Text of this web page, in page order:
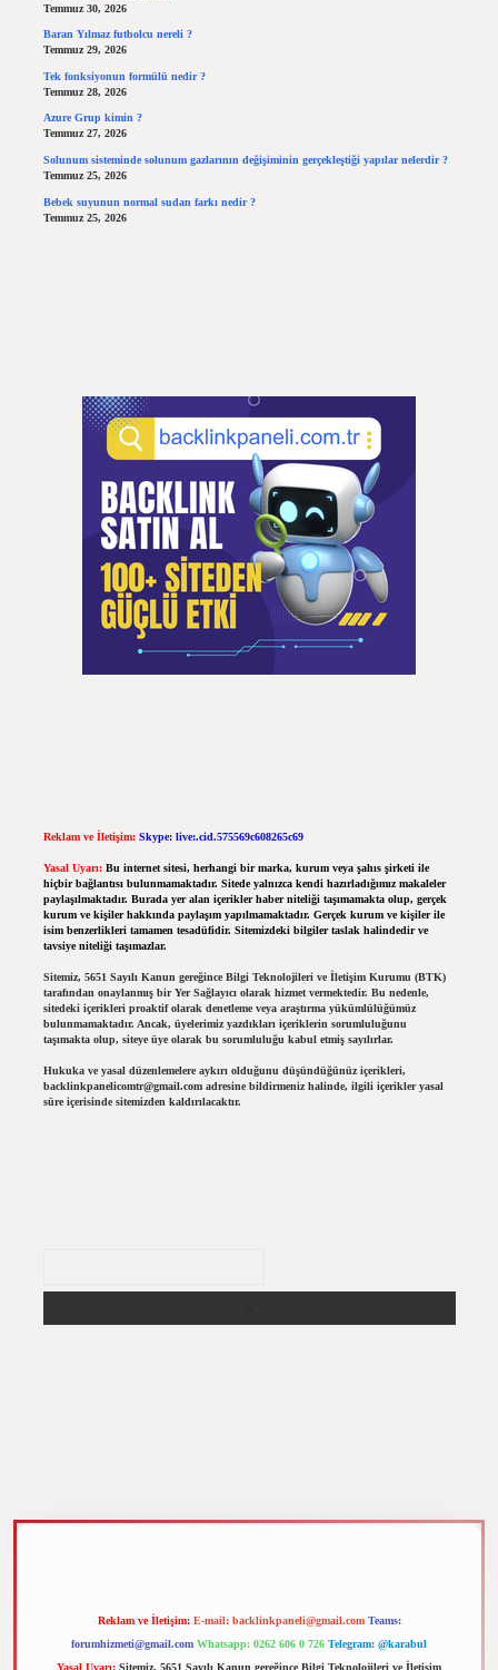
Temmuz 30, 2026
Baran Yılmaz futbolcu nereli ?
Temmuz 29, 2026
Tek fonksiyonun formülü nedir ?
Temmuz 28, 2026
Azure Grup kimin ?
Temmuz 27, 2026
Solunum sisteminde solunum gazlarının değişiminin gerçekleştiği yapılar nelerdir ?
Temmuz 25, 2026
Bebek suyunun normal sudan farkı nedir ?
Temmuz 25, 2026
Reklam ve İletişim: Skype: live:.cid.575569c608265c69
Yasal Uyarı: Bu internet sitesi, herhangi bir marka, kurum veya şahıs şirketi ile
hiçbir bağlantısı bulunmamaktadır. Sitede yalnızca kendi hazırladığımız makaleler
paylaşılmaktadır. Burada yer alan içerikler haber niteliği taşımamakta olup, gerçek
kurum ve kişiler hakkında paylaşım yapılmamaktadır. Gerçek kurum ve kişiler ile
isim benzerlikleri tamamen tesadüfidir. Sitemizdeki bilgiler taslak halindedir ve
tavsiye niteliği taşımazlar.
Sitemiz, 5651 Sayılı Kanun gereğince Bilgi Teknolojileri ve İletişim Kurumu (BTK)
tarafından onaylanmış bir Yer Sağlayıcı olarak hizmet vermektedir. Bu nedenle,
sitedeki içerikleri proaktif olarak denetleme veya araştırma yükümlülüğümüz
bulunmamaktadır. Ancak, üyelerimiz yazdıkları içeriklerin sorumluluğunu
taşımakta olup, siteye üye olarak bu sorumluluğu kabul etmiş sayılırlar.
Hukuka ve yasal düzenlemelere aykırı olduğunu düşündüğünüz içerikleri,
backlinkpanelicomtr@gmail.comadresine bildirmeniz halinde, ilgili içerikler yasal
süre içerisinde sitemizden kaldırılacaktır.
Reklam ve İletişim: E-mail: backlinkpaneli@gmail.com Teams:
forumhizmeti@gmail.com Whatsapp: 0262 606 0 726 Telegram: @karabul
Yasal Uyarı: Sitemiz, 5651 Sayılı Kanun gereğince Bilgi Teknolojileri ve İletişim